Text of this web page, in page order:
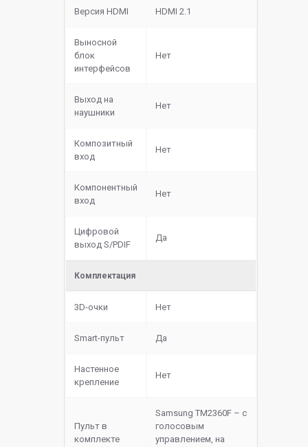
Версия HDMI HDMI 2.1
Выносной
блок
интерфейсов
Нет
Выход на
наушники
Нет
Композитный
вход
Нет
Компонентный
вход
Нет
Цифровой
выход S/PDIF
Да
Комплектация
3D-очки Нет
Smart-пульт Да
Настенное
крепление
Нет
Пульт в
комплекте
Samsung TM2360F – с
голосовым
управлением, на